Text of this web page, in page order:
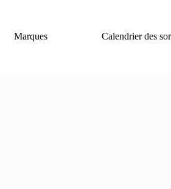
Marques Calendrier des